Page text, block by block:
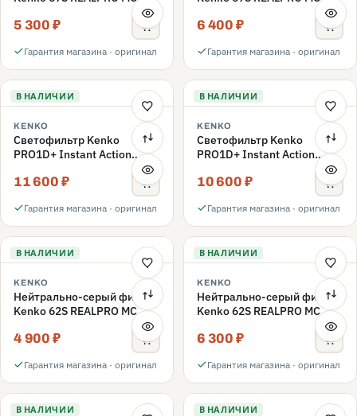
5 300 ₽
Гарантия магазина · оригинал
6 400 ₽
Гарантия магазина · оригинал
В НАЛИЧИИ
KENKO
Светофильтр Kenko
PRO1D+ Instant Action
Variable NDX3-450+C-PLS
переменной плотности
11 600 ₽
Гарантия магазина · оригинал
В НАЛИЧИИ
KENKO
Светофильтр Kenko
PRO1D+ Instant Action
Variable NDX3-450+C-PL
переменной плотности
10 600 ₽
Гарантия магазина · оригинал
В НАЛИЧИИ
KENKO
Нейтрально-серый фильтр
Kenko 62S REALPRO MC
4 900 ₽
Гарантия магазина · оригинал
В НАЛИЧИИ
KENKO
Нейтрально-серый фильтр
Kenko 62S REALPRO MC
6 300 ₽
Гарантия магазина · оригинал
В НАЛИЧИИ В НАЛИЧИИ